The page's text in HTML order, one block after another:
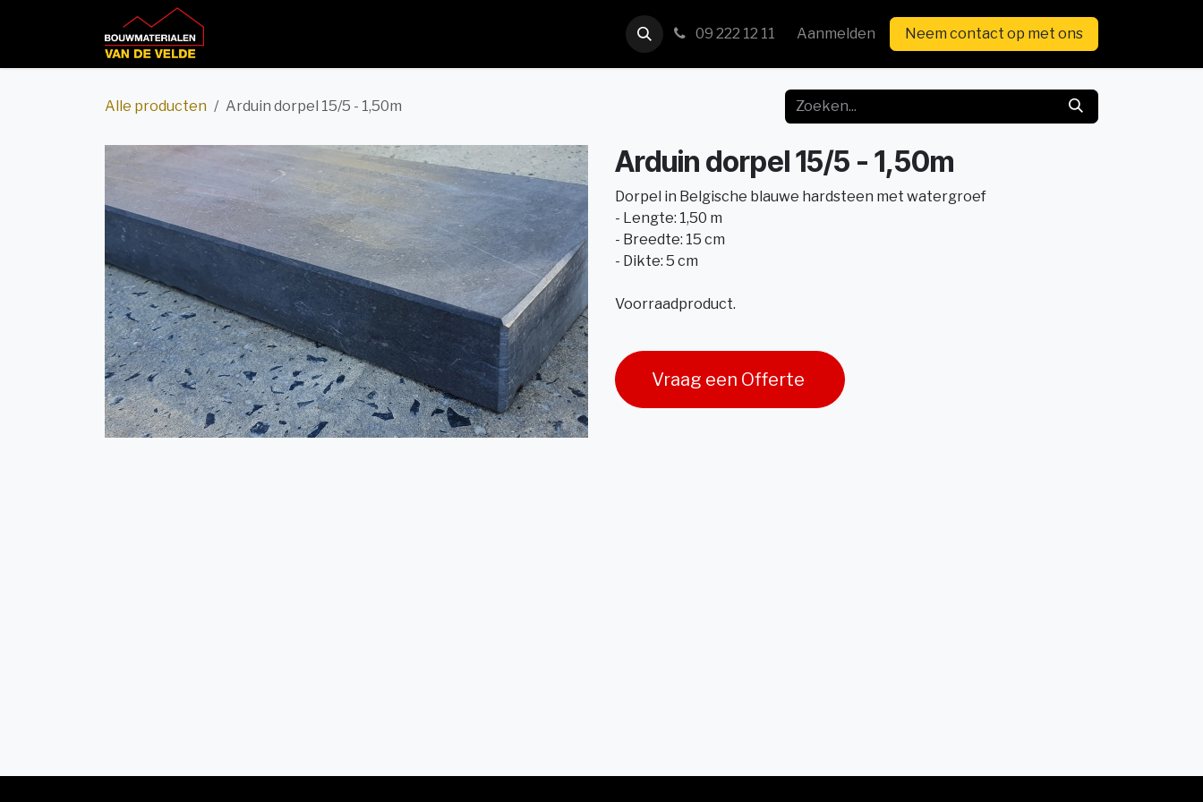
09 222 12 11 Aanmelden Neem contact op met ons
Alle producten Arduin dorpel 15/5 - 1,50m
Arduin dorpel 15/5 - 1,50m
Dorpel in Belgische blauwe hardsteen met watergroef
- Lengte: 1,50 m
- Breedte: 15 cm
- Dikte: 5 cm
Voorraadproduct.
Vraag een Offerte